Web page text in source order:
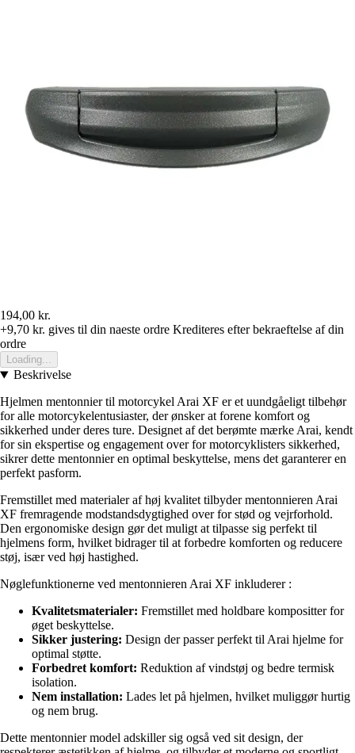
194,00 kr.
+9,70 kr. gives til din naeste ordre Krediteres efter bekraeftelse af din
ordre
Loading...
Beskrivelse
Hjelmen mentonnier til motorcykel Arai XF er et uundgåeligt tilbehør
for alle motorcykelentusiaster, der ønsker at forene komfort og
sikkerhed under deres ture. Designet af det berømte mærke Arai, kendt
for sin ekspertise og engagement over for motorcyklisters sikkerhed,
sikrer dette mentonnier en optimal beskyttelse, mens det garanterer en
perfekt pasform.
Fremstillet med materialer af høj kvalitet tilbyder mentonnieren Arai
XF fremragende modstandsdygtighed over for stød og vejrforhold.
Den ergonomiske design gør det muligt at tilpasse sig perfekt til
hjelmens form, hvilket bidrager til at forbedre komforten og reducere
støj, især ved høj hastighed.
Nøglefunktionerne ved mentonnieren Arai XF inkluderer :
Kvalitetsmaterialer: Fremstillet med holdbare kompositter for
øget beskyttelse.
Sikker justering: Design der passer perfekt til Arai hjelme for
optimal støtte.
Forbedret komfort: Reduktion af vindstøj og bedre termisk
isolation.
Nem installation: Lades let på hjelmen, hvilket muliggør hurtig
og nem brug.
Dette mentonnier model adskiller sig også ved sit design, der